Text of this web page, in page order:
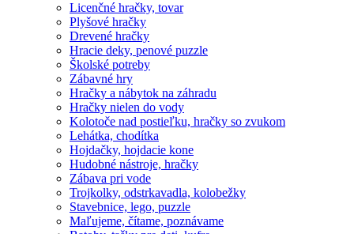
Licenčné hračky, tovar
Plyšové hračky
Drevené hračky
Hracie deky, penové puzzle
Školské potreby
Zábavné hry
Hračky a nábytok na záhradu
Hračky nielen do vody
Kolotoče nad postieľku, hračky so zvukom
Lehátka, chodítka
Hojdačky, hojdacie kone
Hudobné nástroje, hračky
Zábava pri vode
Trojkolky, odstrkavadla, kolobežky
Stavebnice, lego, puzzle
Maľujeme, čítame, poznávame